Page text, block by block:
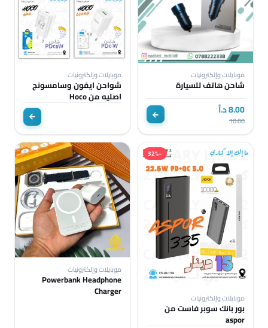
موبايلات وإلكترونيات
شاحن هاتف للسيارة
8.00 د.أ
10.00
موبايلات وإلكترونيات
شواحن ايفون وسامسونج
اصليه من Hoco
−32%
موبايلات وإلكترونيات
بور بانك سوبر فاست من
aspor
موبايلات وإلكترونيات
Powerbank Headphone
Charger